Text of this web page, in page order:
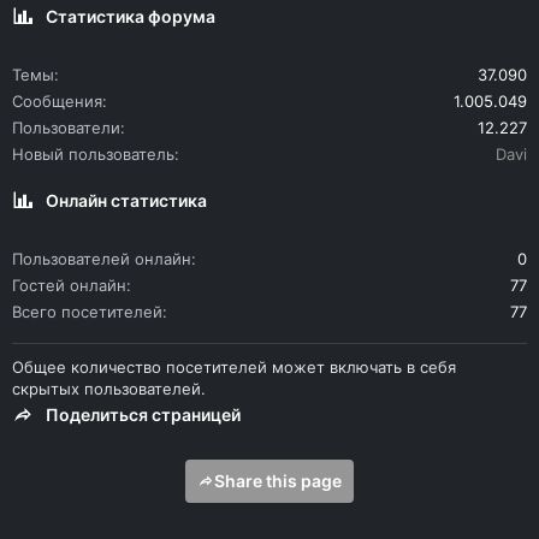
Статистика форума
Темы
37.090
Сообщения
1.005.049
Пользователи
12.227
Новый пользователь
Davi
Онлайн статистика
Пользователей онлайн
0
Гостей онлайн
77
Всего посетителей
77
Общее количество посетителей может включать в себя
скрытых пользователей.
Поделиться страницей
Share this page